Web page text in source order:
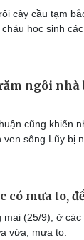
cây cầu tạm
học sinh
ngôi nhà
cũng khiến
sông Lũy bị
có mưa to,
mai (25/9), ở
vừa, mưa to.